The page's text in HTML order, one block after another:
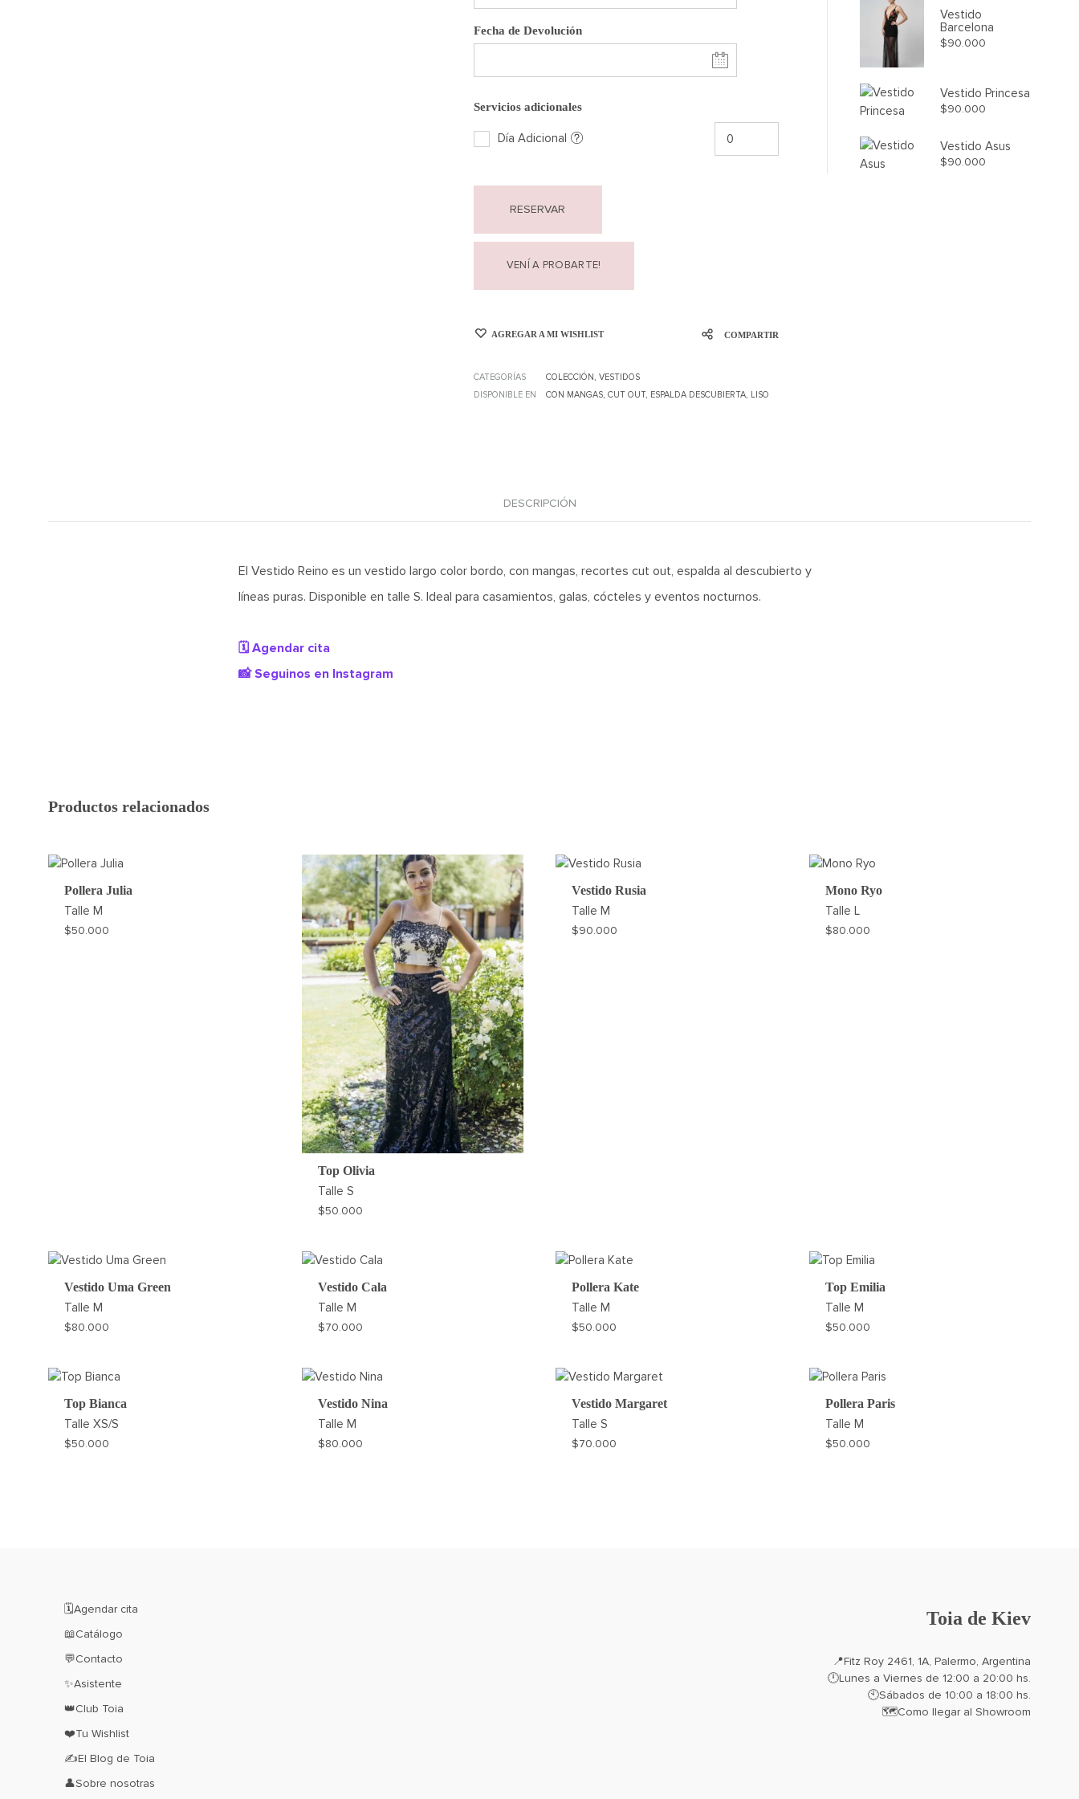
Fecha de Devolución
Servicios adicionales
Día Adicional
RESERVAR
VENÍ A PROBARTE!
AGREGAR A MI WISHLIST COMPARTIR
CATEGORÍAS COLECCIÓN VESTIDOS
DISPONIBLE EN
CON MANGAS, CUT OUT, ESPALDA DESCUBIERTA, LISO
Vestido
Barcelona
$90.000
Vestido Princesa
$90.000
Vestido Asus
$90.000
DESCRIPCIÓN
El Vestido Reino es un vestido largo color bordo, con mangas, recortes cut out, espalda al descubierto y
líneas puras. Disponible en talle S. Ideal para casamientos, galas, cócteles y eventos nocturnos.
🗓️ Agendar cita
📸 Seguinos en Instagram
Productos relacionados
Pollera Julia
Talle M
$50.000
AGREGAR
WISHLIST
Top Olivia
Talle S
$50.000
Vestido Rusia
Talle M
$90.000
Mono Ryo
Talle L
$80.000
Vestido Uma Green
Talle M
$80.000
Vestido Cala
Talle M
$70.000
Pollera Kate
Talle M
$50.000
Top Emilia
Talle M
$50.000
Top Bianca
Talle XS/S
$50.000
Vestido Nina
Talle M
$80.000
Vestido Margaret
Talle S
$70.000
Pollera Paris
Talle M
$50.000
🗓️Agendar cita
📖Catálogo
💬Contacto
✨Asistente
👑Club Toia
❤️Tu Wishlist
✍El Blog de Toia
👤Sobre nosotras
Toia de Kiev
📍Fitz Roy 2461, 1A, Palermo, Argentina
🕛Lunes a Viernes de 12:00 a 20:00 hs.
🕙Sábados de 10:00 a 18:00 hs.
🗺️Como llegar al Showroom